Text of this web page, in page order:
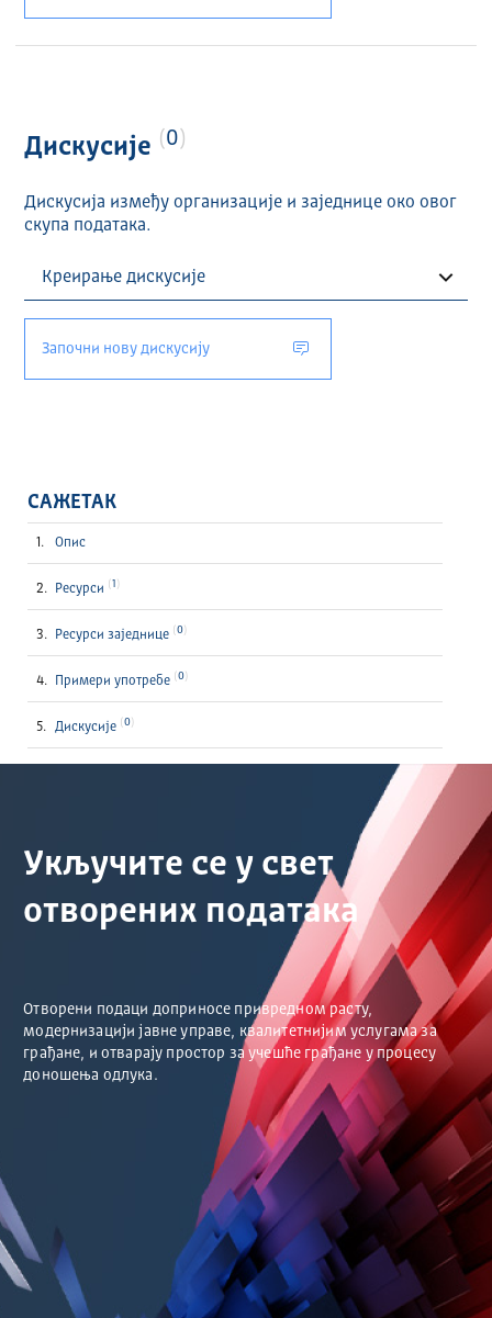
Дискусије 0
Дискусија између организације и заједнице око овог
скупа података.
Започни нову дискусију
САЖЕТАК
Опис
Ресурси 1
Ресурси заједнице 0
Примери употребе 0
Дискусије 0
Укључите се у свет
отворених података
Отворени подаци доприносе привредном расту,
модернизацији јавне управе, квалитетнијим услугама за
грађане, и отварају простор за учешће грађане у процесу
доношења одлука.